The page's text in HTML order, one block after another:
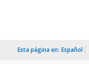
Esta página en: Español